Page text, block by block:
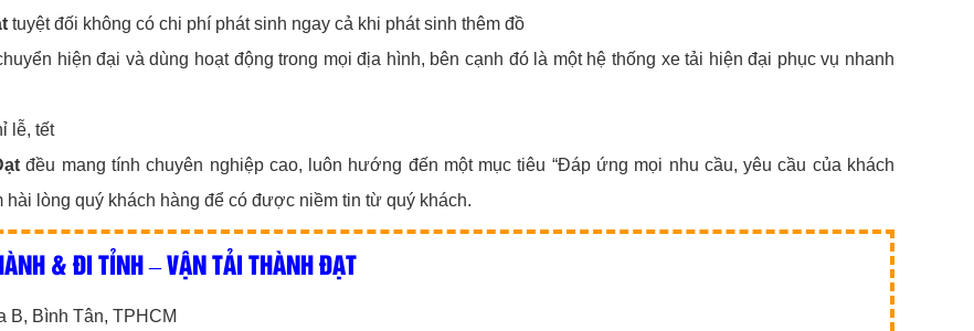
tuyệt đối không có chi phí phát sinh ngay cả khi phát sinh thêm đồ
hiện đại và dùng hoạt động trong mọi địa hình, bên cạnh đó là một hệ thống xe tải hiện đại phục vụ nhanh
lễ, tết
đều mang tính chuyên nghiệp cao, luôn hướng đến một mục tiêu “Đáp ứng mọi nhu cầu, yêu cầu của khách
lòng quý khách hàng để có được niềm tin từ quý khách.
& ĐI TỈNH – VẬN TẢI THÀNH ĐẠT
B, Bình Tân, TPHCM